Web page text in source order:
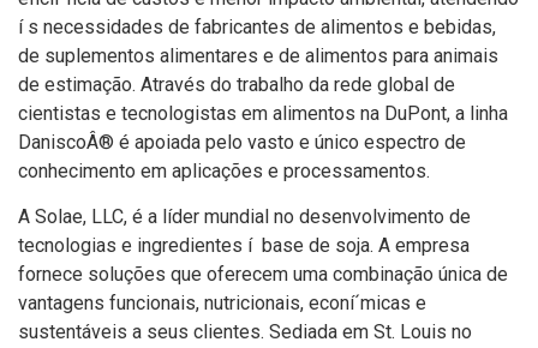
í s necessidades de fabricantes de alimentos e bebidas,
de suplementos alimentares e de alimentos para animais
de estimação. Através do trabalho da rede global de
cientistas e tecnologistas em alimentos na DuPont, a linha
DaniscoÂ® é apoiada pelo vasto e único espectro de
conhecimento em aplicações e processamentos.
A Solae, LLC, é a lí­der mundial no desenvolvimento de
tecnologias e ingredientes í base de soja. A empresa
fornece soluções que oferecem uma combinação única de
vantagens funcionais, nutricionais, econí´micas e
sustentáveis a seus clientes. Sediada em St. Louis no